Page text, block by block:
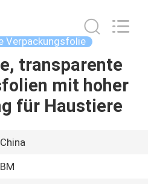
Verpackungsfolie
transparente
mit hoher
für Haustiere
China
BM